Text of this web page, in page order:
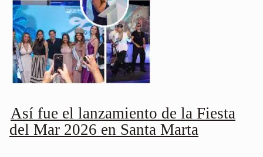
Así fue el lanzamiento de la Fiesta
del Mar 2026 en Santa Marta